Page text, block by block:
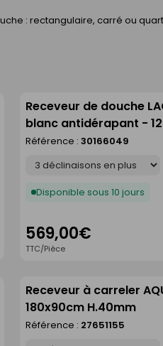
: rectangulaire, carré ou
Receveur de douche
blanc antidérapant -
Référence : 30166049
Disponible sous 10 jours
569,00€
TTC/Pièce
Receveur à carreler
180x90cm H.40mm
Référence : 27651155